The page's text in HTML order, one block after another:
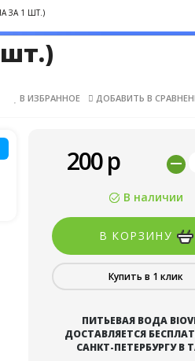
ЗА 1 ШТ.)
В ИЗБРАННОЕ ДОБАВИТЬ В
200р
В наличии
В КОРЗИНУ
Купить в 1 клик
ПИТЬЕВАЯ ВОДА
ДОСТАВЛЯЕТСЯ
САНКТ-ПЕТЕРБУРГУ В